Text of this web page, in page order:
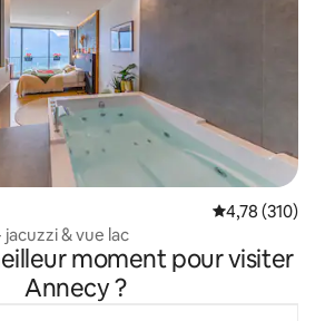
Évaluation
4,78 (310)
jacuzzi & vue lac
moment pour visiter
Annecy ?